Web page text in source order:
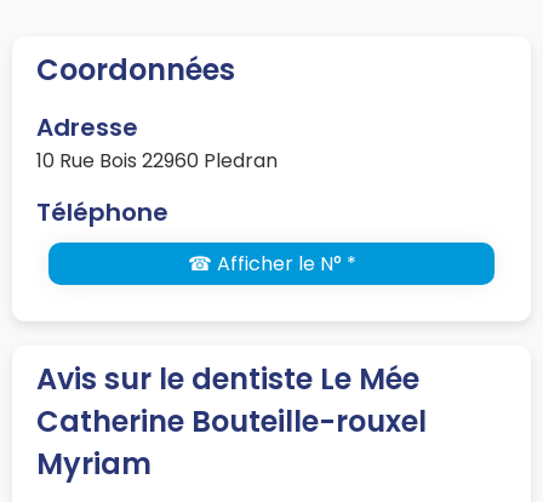
Coordonnées
Adresse
10 Rue Bois 22960 Pledran
Téléphone
☎ Afficher le N° *
Avis sur le dentiste Le Mée
Catherine Bouteille-rouxel
Myriam